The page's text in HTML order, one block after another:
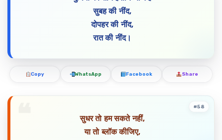
सुबह की नींद,
दोपहर की नींद,
रात की नींद।
Copy WhatsApp Facebook Share
सुधर तो हम सकते नहीं,
या तो ब्लॉक कीजिए,
#58